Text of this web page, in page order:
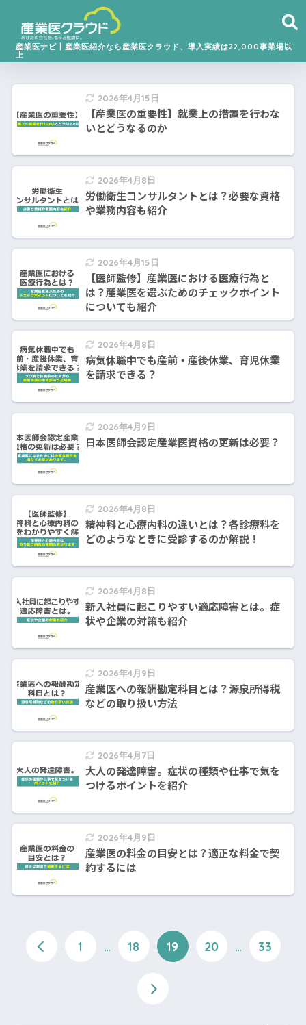
産業医ナビ丨産業医紹介なら産業医クラウド、導入実績は22,000事業場以
上
2026年4月15日
【産業医の重要性】就業上の措置を行わな
いとどうなるのか
2026年4月8日
労働衛生コンサルタントとは？必要な資格
や業務内容も紹介
2026年4月15日
【医師監修】産業医における医療行為と
は？産業医を選ぶためのチェックポイント
についても紹介
2026年4月8日
病気休職中でも産前・産後休業、育児休業
を請求できる？
2026年4月9日
日本医師会認定産業医資格の更新は必要？
2026年4月8日
精神科と心療内科の違いとは？各診療科を
どのようなときに受診するのか解説！
2026年4月8日
新入社員に起こりやすい適応障害とは。症
状や企業の対策も紹介
2026年4月9日
産業医への報酬勘定科目とは？源泉所得税
などの取り扱い方法
2026年4月7日
大人の発達障害。症状の種類や仕事で気を
つけるポイントを紹介
2026年4月9日
産業医の料金の目安とは？適正な料金で契
約するには
1 … 18 19 20 … 33